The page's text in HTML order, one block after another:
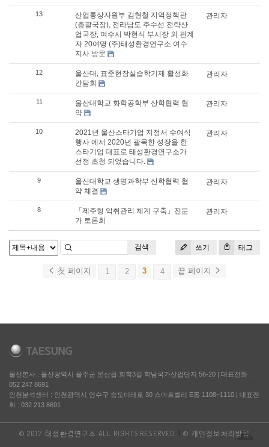
13
산업통상자원부 김현철 지역정책관
(총괄국장), 전라남도 주수선 전략산
업국장, 여수시 박현식 부시장 외 관계
자 20여명 (주)태성환경연구소 여수
지사 방문
관리자
12
울산대, 표준현장실습학기제 활성화
간담회
관리자
11
울산대학교 화학공학부 산학협력 협
약
관리자
10
2021년 울산스타기업 지정서 수여식
행사 에서 2020년 괄목한 성장을 한
스타기업 대표로 태성환경연구소가
선정 초청 되었습니다.
관리자
9
울산대학교 생명과학부 산학협력 협
약 체결
관리자
8
「제주형 악취관리 체계 구축」전문
가 토론회
관리자
쓰기 태그
검색
첫 페이지 1 2 3 4 끝 페이지
울산본사 : 울산광역시 울주군 온산읍 회학3길 학남국가산업단지 56-20 | 대표전화 :
052 247 8691
인천분석센터 : 인천광역시 연수구 송도미래로 30 스마트벨리 E동 1108~1110 | 대표전
화 : 032 213 8691
© 2017. 태성환경연구소 ALL RIGHTS RESERVED. |© 개인정보처리방침